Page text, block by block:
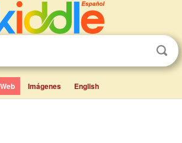
Web Imágenes English